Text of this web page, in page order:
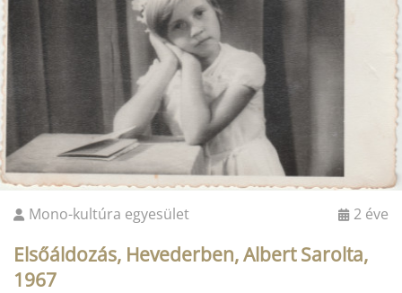
Mono-kultúra egyesület 2 éve
Elsőáldozás, Hevederben, Albert Sarolta,
1967